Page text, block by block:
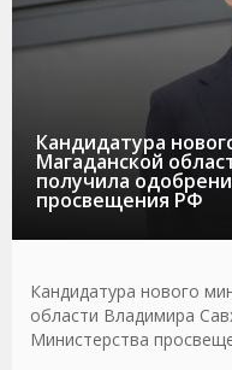
Кандидатура
Магаданской
получила
просвещения РФ
Кандидатура нового
области Владимира
Министерства